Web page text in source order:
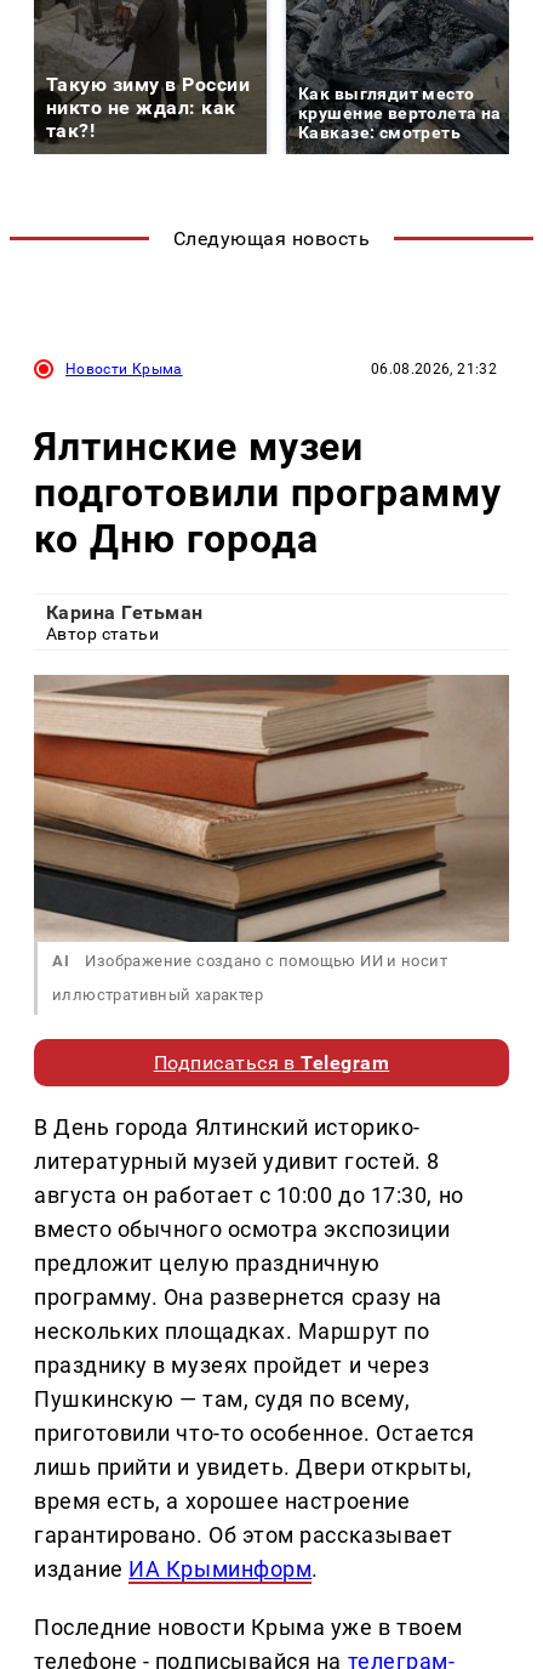
Такую зиму в России
никто не ждал: как
так?!
Как выглядит место
крушение вертолета на
Кавказе: смотреть
Следующая новость
Новости Крыма 06.08.2026, 21:32
Ялтинские музеи
подготовили программу
ко Дню города
Карина Гетьман
Автор статьи
AI
Изображение создано с помощью ИИ и носит
иллюстративный характер
Подписаться вTelegram
В День города Ялтинский историко-
литературный музей удивит гостей. 8
августа он работает с 10:00 до 17:30, но
вместо обычного осмотра экспозиции
предложит целую праздничную
программу. Она развернется сразу на
нескольких площадках. Маршрут по
празднику в музеях пройдет и через
Пушкинскую — там, судя по всему,
приготовили что-то особенное. Остается
лишь прийти и увидеть. Двери открыты,
время есть, а хорошее настроение
гарантировано. Об этом рассказывает
издание ИА Крыминформ.
Последние новости Крыма уже в твоем
телефоне - подписывайся на телеграм-